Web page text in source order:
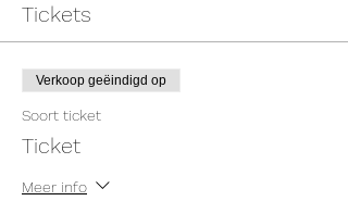
Tickets
Verkoop geëindigd op
Soort ticket
Ticket
Meer info